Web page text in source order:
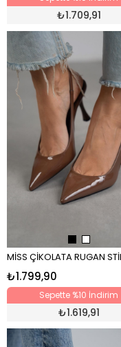
₺1.709,91
₺1.799,90
Sepette %10 İndirim
₺1.619,91